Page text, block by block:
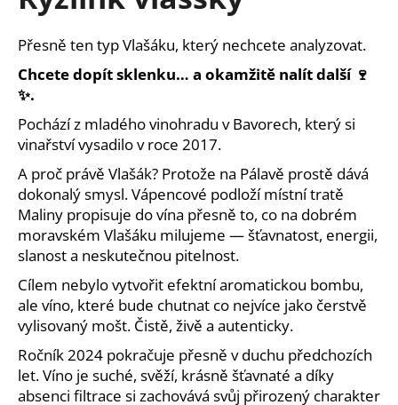
z
5
hvězdiček.
Přesně ten typ Vlašáku, který nechcete analyzovat.
Chcete dopít sklenku… a okamžitě nalít další 🍷
✨.
Pochází z mladého vinohradu v Bavorech, který si
vinařství vysadilo v roce 2017.
A proč právě Vlašák? Protože na Pálavě prostě dává
dokonalý smysl. Vápencové podloží místní tratě
Maliny propisuje do vína přesně to, co na dobrém
moravském Vlašáku milujeme — šťavnatost, energii,
slanost a neskutečnou pitelnost.
Cílem nebylo vytvořit efektní aromatickou bombu,
ale víno, které bude chutnat co nejvíce jako čerstvě
vylisovaný mošt. Čistě, živě a autenticky.
Ročník 2024 pokračuje přesně v duchu předchozích
let. Víno je suché, svěží, krásně šťavnaté a díky
absenci filtrace si zachovává svůj přirozený charakter
j
í
t
?
HLEDAT
D
o
p
o
r
u